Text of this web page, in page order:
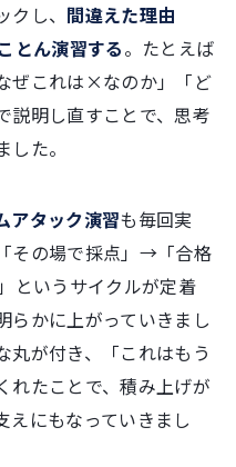
し、 間違えた理由
とん演習する。たとえば
ぜこれは×なのか」「ど
説明し直すことで、思考
た。
アタック演習も毎回実
その場で採点」→「合格
というサイクルが定着
らかに上がっていきまし
丸が付き、「これはもう
れたことで、積み上げが
えにもなっていきまし